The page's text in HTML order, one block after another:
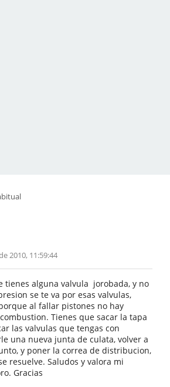
2010, 11:59:44
alguna valvula jorobada, y no
se te va por esas valvulas,
al fallar pistones no hay
Tienes que sacar la tapa
las valvulas que tengas con
una nueva junta de culata, volver a
y poner la correa de distribucion,
resuelve. Saludos y valora mi
Gracias